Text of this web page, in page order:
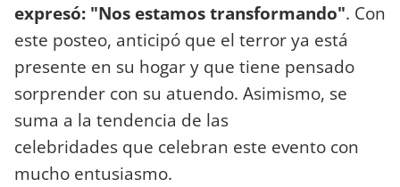
expresó: "Nos estamos transformando". Con
este posteo, anticipó que el terror ya está
presente en su hogar y que tiene pensado
sorprender con su atuendo. Asimismo, se
suma a la tendencia de las
celebridades que celebran este evento con
mucho entusiasmo.